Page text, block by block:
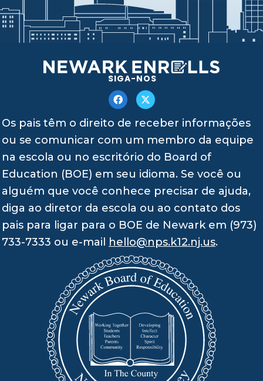
SIGA-NOS
Os pais têm o direito de receber informações
ou se comunicar com um membro da equipe
na escola ou no escritório do Board of
Education (BOE) em seu idioma. Se você ou
alguém que você conhece precisar de ajuda,
diga ao diretor da escola ou ao contato dos
pais para ligar para o BOE de Newark em (973)
733-7333 ou e-mail
hello@nps.k12.nj.us.